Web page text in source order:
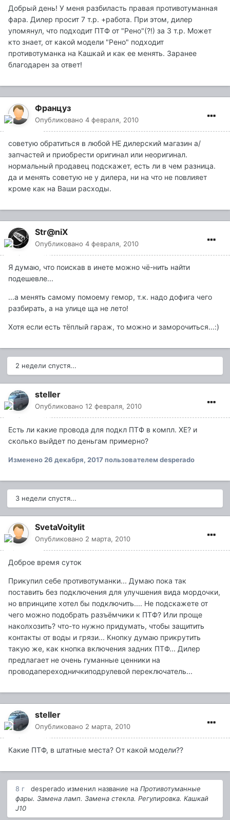
Добрый день! У меня разбиласть правая противотуманная
фара. Дилер просит 7 т.р. +работа. При этом, дилер
упомянул, что подходит ПТФ от "Рено"(?!) за 3 т.р. Может
кто знает, от какой модели "Рено" подходит
противотуманка на Кашкай и как ее менять. Заранее
благодарен за ответ!
Француз
Опубликовано 4 февраля, 2010
советую обратиться в любой НЕ дилерский магазин а/
запчастей и приобрести оригинал или неоригинал.
нормальный продавец подскажет, есть ли в чем разница.
да и менять советую не у дилера, ни на что не повлияет
кроме как на Ваши расходы.
Str@niX
Опубликовано 4 февраля, 2010
Я думаю, что поискав в инете можно чё-нить найти
подешевле...
...а менять самому помоему гемор, т.к. надо дофига чего
разбирать, а на улице ща не лето!
Хотя если есть тёплый гараж, то можно и заморочиться...:)
2 недели спустя...
steller
Опубликовано 12 февраля, 2010
Есть ли какие провода для подкл ПТФ в компл. ХЕ? и
сколько выйдет по деньгам примерно?
Изменено26 декабря, 2017 пользователем desperado
3 недели спустя...
SvetaVoitylit
Опубликовано 2 марта, 2010
Доброе время суток
Прикупил себе противотуманки... Думаю пока так
поставить без подключения для улучшения вида мордочки,
но впринципе хотел бы подключить.... Не подскажете от
чего можно подобрать разъёмчики к ПТФ? Или проще
наколхозить? что-то нужно придумать, чтобы защитить
контакты от воды и грязи... Кнопку думаю прикрутить
такую же, как кнопка включения задних ПТФ... Дилер
предлагает не очень гуманные ценники на
проводапереходничкиподрулевой переключатель...
steller
Опубликовано 2 марта, 2010
Какие ПТФ, в штатные места? От какой модели??
8 г desperado изменил название на Противотуманные
фары. Замена ламп. Замена стекла. Регулировка. Кашкай
J10